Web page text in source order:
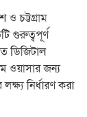
ও চট্টগ্রাম
গুরুত্বপূর্ণ
ডিজিটাল
ওয়াসার জন্য
নির্ধারণ করা